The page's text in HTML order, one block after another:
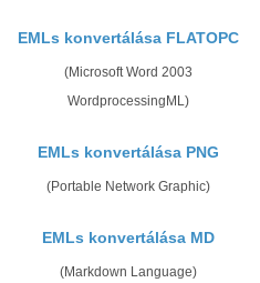
EMLs konvertálása FLATOPC
(Microsoft Word 2003
WordprocessingML)
EMLs konvertálása PNG
(Portable Network Graphic)
EMLs konvertálása MD
(Markdown Language)